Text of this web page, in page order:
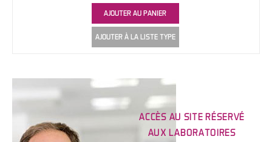
AJOUTER AU PANIER
AJOUTER À LA LISTE TYPE
ACCÈS AU SITE RÉSERVÉ
AUX LABORATOIRES